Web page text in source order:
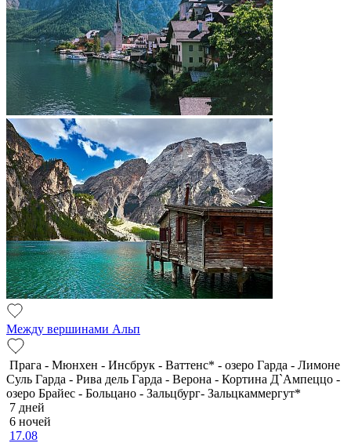
Между вершинами Альп
Прага - Мюнхен - Инсбрук - Ваттенс* - озеро Гарда - Лимоне
Суль Гарда - Рива дель Гарда - Верона - Кортина Д`Ампеццо -
озеро Брайес - Больцано - Зальцбург- Зальцкаммергут*
7 дней
6 ночей
17.08